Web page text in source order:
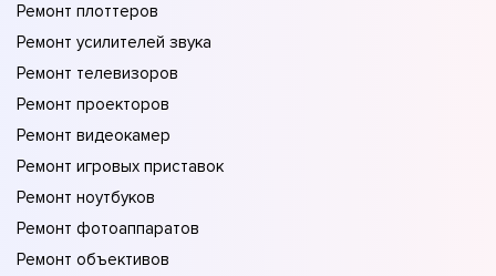
Ремонт плоттеров
Ремонт усилителей звука
Ремонт телевизоров
Ремонт проекторов
Ремонт видеокамер
Ремонт игровых приставок
Ремонт ноутбуков
Ремонт фотоаппаратов
Ремонт объективов